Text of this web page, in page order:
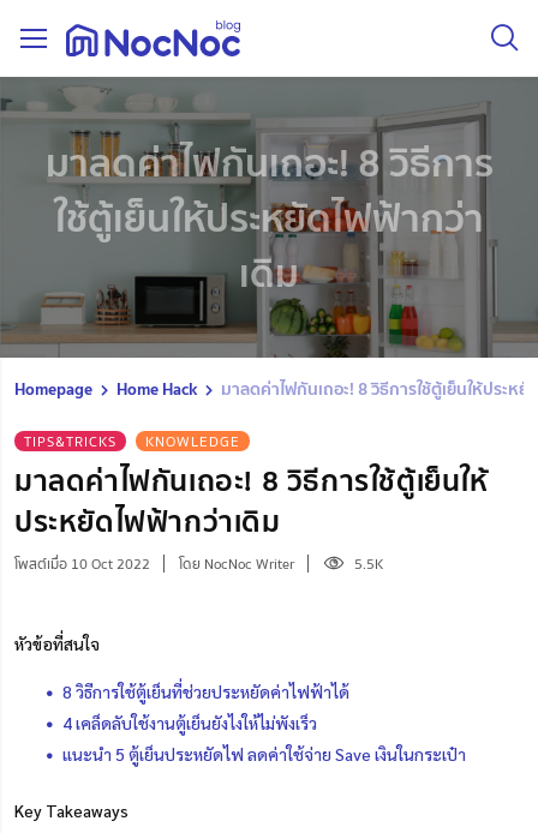
มาลดค่าไฟกันเถอะ! 8 วิธีการ
ใช้ตู้เย็นให้ประหยัดไฟฟ้ากว่า
เดิม
Homepage Home Hack มาลดค่าไฟกันเถอะ! 8 วิธีการใช้ตู้เย็นให้ประห
TIPS&TRICKS KNOWLEDGE
มาลดค่าไฟกันเถอะ! 8 วิธีการใช้ตู้เย็นให้
ประหยัดไฟฟ้ากว่าเดิม
โพสต์เมื่อ 10 Oct 2022 โดย NocNoc Writer 5.5K
หัวข้อที่สนใจ
8 วิธีการใช้ตู้เย็นที่ช่วยประหยัดค่าไฟฟ้าได้
4 เคล็ดลับใช้งานตู้เย็นยังไงให้ไม่พังเร็ว
แนะนำ 5 ตู้เย็นประหยัดไฟ ลดค่าใช้จ่าย Save เงินในกระเป๋า
Key Takeaways